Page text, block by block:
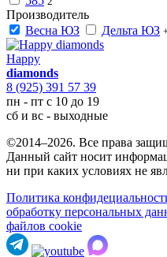
Производитель
Весна ЮЗ
Дельта ЮЗ
Happy
diamonds
8 (925) 391 57 39
пн - пт с 10 до 19
сб и вс - выходные
©2014–2026. Все права
Данный сайт носит
ни при каких условиях не
Политика
обработку персональных
файлов cookie